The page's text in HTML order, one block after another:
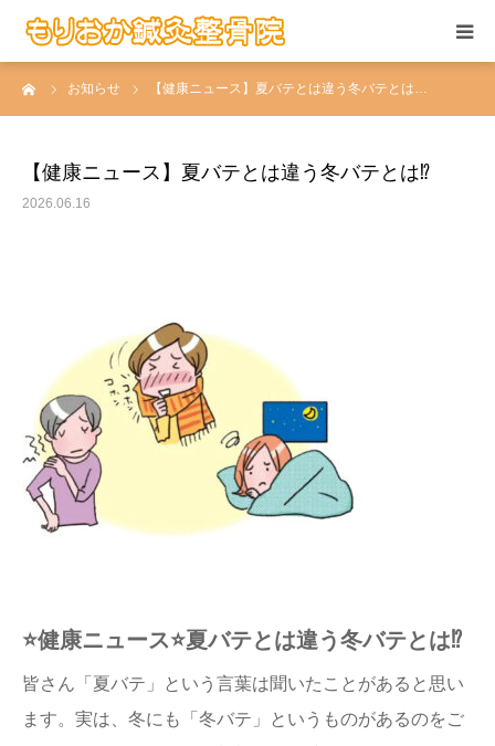
お知らせ 【健康ニュース】夏バテとは違う冬バテとは…
【健康ニュース】夏バテとは違う冬バテとは⁉️
2026.06.16
⭐️健康ニュース⭐️夏バテとは違う冬バテとは⁉️
皆さん「夏バテ」という言葉は聞いたことがあると思い
ます。実は、冬にも「冬バテ」というものがあるのをご
当院の施術
求人情報
アクセス